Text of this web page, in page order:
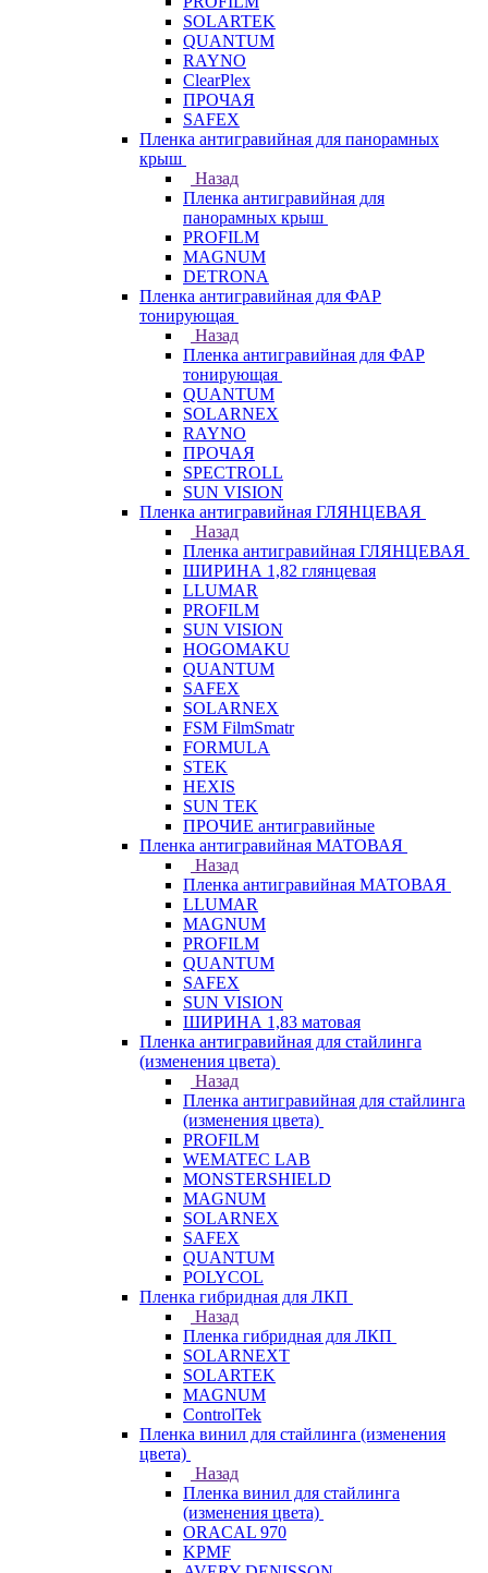
SOLARTEK
QUANTUM
RAYNO
ClearPlex
ПРОЧАЯ
SAFEX
Пленка антигравийная для панорамных
крыш
Назад
Пленка антигравийная для
панорамных крыш
PROFILM
MAGNUM
DETRONA
Пленка антигравийная для ФАР
тонирующая
Назад
Пленка антигравийная для ФАР
тонирующая
QUANTUM
SOLARNEX
RAYNO
ПРОЧАЯ
SPECTROLL
SUN VISION
Пленка антигравийная ГЛЯНЦЕВАЯ
Назад
Пленка антигравийная ГЛЯНЦЕВАЯ
ШИРИНА 1,82 глянцевая
LLUMAR
PROFILM
SUN VISION
HOGOMAKU
QUANTUM
SAFEX
SOLARNEX
FSM FilmSmatr
FORMULA
STEK
HEXIS
SUN TEK
ПРОЧИЕ антигравийные
Пленка антигравийная МАТОВАЯ
Назад
Пленка антигравийная МАТОВАЯ
LLUMAR
MAGNUM
PROFILM
QUANTUM
SAFEX
SUN VISION
ШИРИНА 1,83 матовая
Пленка антигравийная для стайлинга
(изменения цвета)
Назад
Пленка антигравийная для стайлинга
(изменения цвета)
PROFILM
WEMATEC LAB
MONSTERSHIELD
MAGNUM
SOLARNEX
SAFEX
QUANTUM
POLYCOL
Пленка гибридная для ЛКП
Назад
Пленка гибридная для ЛКП
SOLARNEXT
SOLARTEK
MAGNUM
ControlTek
Пленка винил для стайлинга (изменения
цвета)
Назад
Пленка винил для стайлинга
(изменения цвета)
ORACAL 970
KPMF